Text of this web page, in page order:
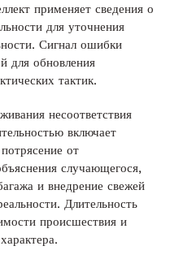
применяет сведения о
для уточнения
Сигнал ошибки
для обновления
тактик.
несоответствия
включает
от
случающегося,
и внедрение свежей
Длительность
происшествия и